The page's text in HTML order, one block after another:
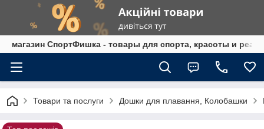
магазин СпортФишка - товары для спорта, красоты и
Товари та послуги Дошки для плавання, Колобашки